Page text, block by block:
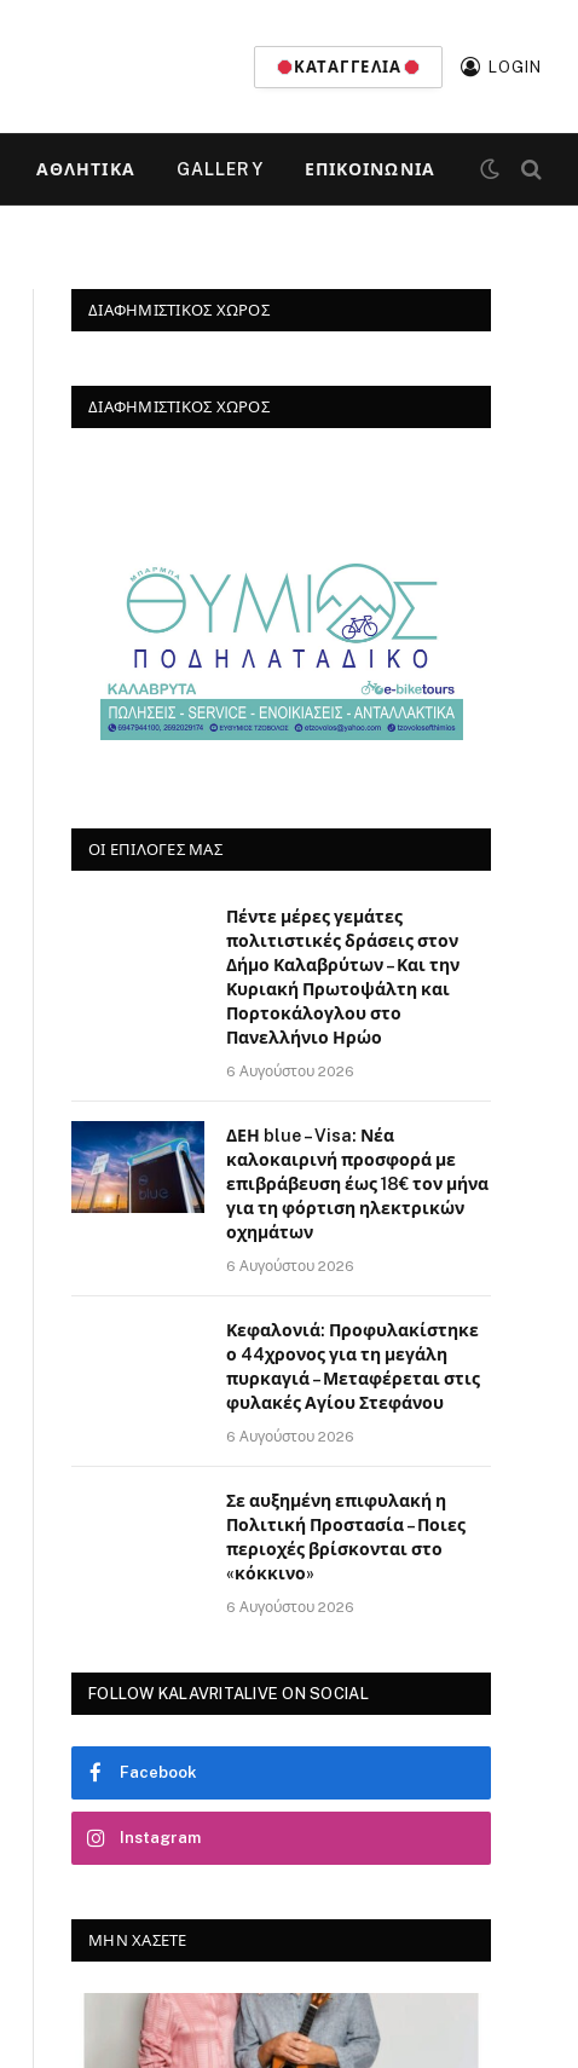
ΚΑΤΑΓΓΕΛΊΑ LOGIN
ΑΘΛΗΤΙΚΆ GALLERY ΕΠΙΚΟΙΝΩΝΊΑ
ΔΙΑΦΗΜΙΣΤΙΚΌΣ ΧΏΡΟΣ
ΔΙΑΦΗΜΙΣΤΙΚΌΣ ΧΏΡΟΣ
ΟΙ ΕΠΙΛΟΓΈΣ ΜΑΣ
Πέντε μέρες γεμάτες
πολιτιστικές δράσεις στον
Δήμο Καλαβρύτων – Και την
Κυριακή Πρωτοψάλτη και
Πορτοκάλογλου στο
Πανελλήνιο Ηρώο
6 Αυγούστου 2026
ΔΕΗ blue – Visa: Νέα
καλοκαιρινή προσφορά με
επιβράβευση έως 18€ τον μήνα
για τη φόρτιση ηλεκτρικών
οχημάτων
6 Αυγούστου 2026
Κεφαλονιά: Προφυλακίστηκε
ο 44χρονος για τη μεγάλη
πυρκαγιά – Μεταφέρεται στις
φυλακές Αγίου Στεφάνου
6 Αυγούστου 2026
Σε αυξημένη επιφυλακή η
Πολιτική Προστασία – Ποιες
περιοχές βρίσκονται στο
«κόκκινο»
6 Αυγούστου 2026
FOLLOW KALAVRITALIVE ON SOCIAL
Facebook
Instagram
ΜΗΝ ΧΆΣΕΤΕ